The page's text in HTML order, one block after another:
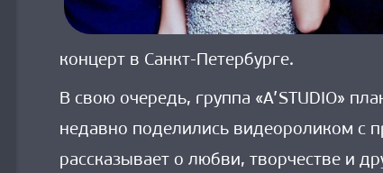
концерт в Санкт-Петербурге.
В свою очередь, группа «A’STUDIO»
недавно поделились видеороликом с
рассказывает о любви, творчестве и